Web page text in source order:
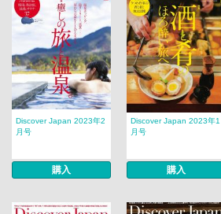
Discover Japan 2023年2
月号
購入
Discover Japan 2023年1
月号
購入